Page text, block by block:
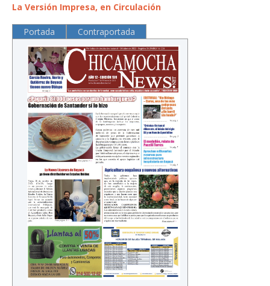
La Versión Impresa, en Circulación
Portada Contraportada